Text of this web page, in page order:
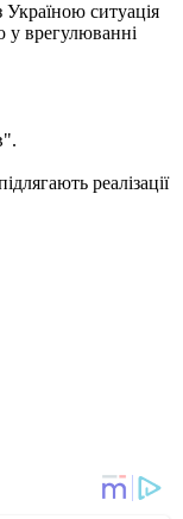
ситуація
у врегулюванні
реалізації